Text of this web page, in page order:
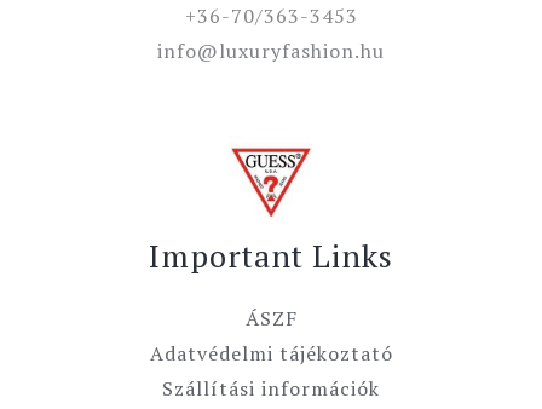
+36-70/363-3453
info@luxuryfashion.hu
Important Links
ÁSZF
Adatvédelmi tájékoztató
Szállítási információk